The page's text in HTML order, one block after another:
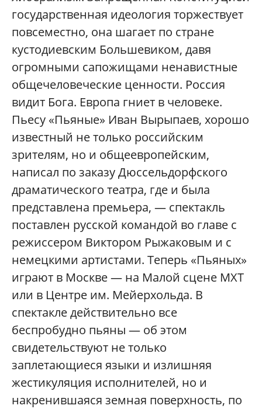
государственная идеология торжествует
повсеместно, она шагает по стране
кустодиевским Большевиком, давя
огромными сапожищами ненавистные
общечеловеческие ценности. Россия
видит Бога. Европа гниет в человеке.
Пьесу «Пьяные» Иван Вырыпаев, хорошо
известный не только российским
зрителям, но и общеевропейским,
написал по заказу Дюссельдорфского
драматического театра, где и была
представлена премьера, — спектакль
поставлен русской командой во главе с
режиссером Виктором Рыжаковым и с
немецкими артистами. Теперь «Пьяных»
играют в Москве — на Малой сцене МХТ
или в Центре им. Мейерхольда. В
спектакле действительно все
беспробудно пьяны — об этом
свидетельствуют не только
заплетающиеся языки и излишняя
жестикуляция исполнителей, но и
накренившаяся земная поверхность, по